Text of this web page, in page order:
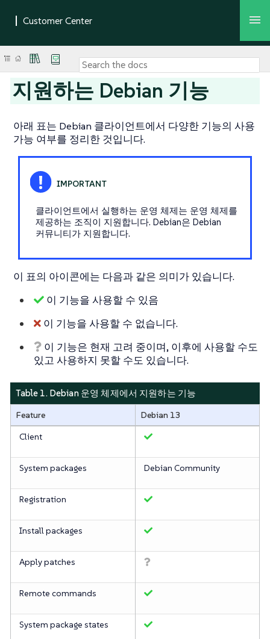
지원하는 Debian 기능
아래 표는 Debian 클라이언트에서 다양한 기능의 사용
가능 여부를 정리한 것입니다.
클라이언트에서 실행하는 운영 체제는 운영 체제를
제공하는 조직이 지원합니다. Debian은 Debian
커뮤니티가 지원합니다.
이 표의 아이콘에는 다음과 같은 의미가 있습니다.
이 기능을 사용할 수 있음
이 기능을 사용할 수 없습니다.
이 기능은 현재 고려 중이며, 이후에 사용할 수도
있고 사용하지 못할 수도 있습니다.
Table 1. Debian 운영 체제에서 지원하는 기능
Feature
Debian 13
Client
System packages Debian Community
Registration
Install packages
Apply patches
Remote commands
System package states